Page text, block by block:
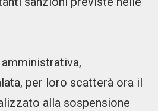
per loro scatterà ora il
alla sospensione